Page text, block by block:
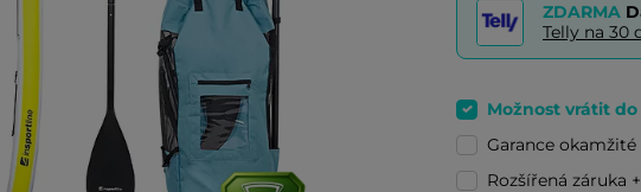
ZDARMA
Telly na 30
Možnost vrátit
Garance
Rozšířená záruka